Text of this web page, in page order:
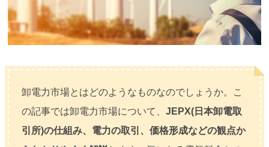
卸電力市場とはどのようなものなのでしょうか。こ
の記事では卸電力市場について、JEPX(日本卸電取
引所)の仕組み、電力の取引、価格形成などの観点か